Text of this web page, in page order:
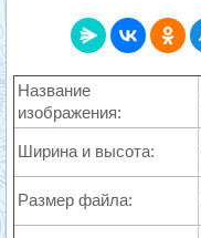
Название
изображения:
Ширина и высота:
Размер файла: